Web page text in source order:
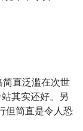
直泛滥在次世
其实还好。另
但简直是令人恐